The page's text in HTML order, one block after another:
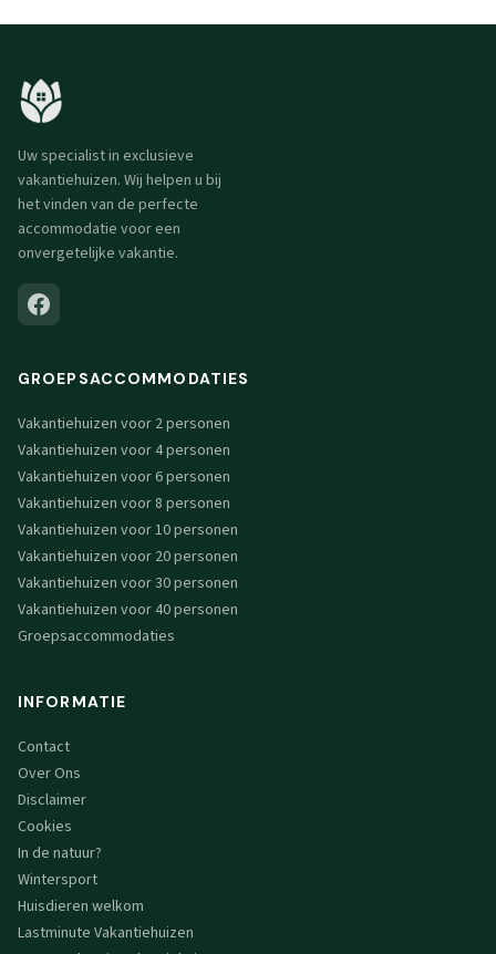
Uw specialist in exclusieve
vakantiehuizen. Wij helpen u bij
het vinden van de perfecte
accommodatie voor een
onvergetelijke vakantie.
GROEPSACCOMMODATIES
Vakantiehuizen voor 2 personen
Vakantiehuizen voor 4 personen
Vakantiehuizen voor 6 personen
Vakantiehuizen voor 8 personen
Vakantiehuizen voor 10 personen
Vakantiehuizen voor 20 personen
Vakantiehuizen voor 30 personen
Vakantiehuizen voor 40 personen
Groepsaccommodaties
INFORMATIE
Contact
Over Ons
Disclaimer
Cookies
In de natuur?
Wintersport
Huisdieren welkom
Lastminute Vakantiehuizen